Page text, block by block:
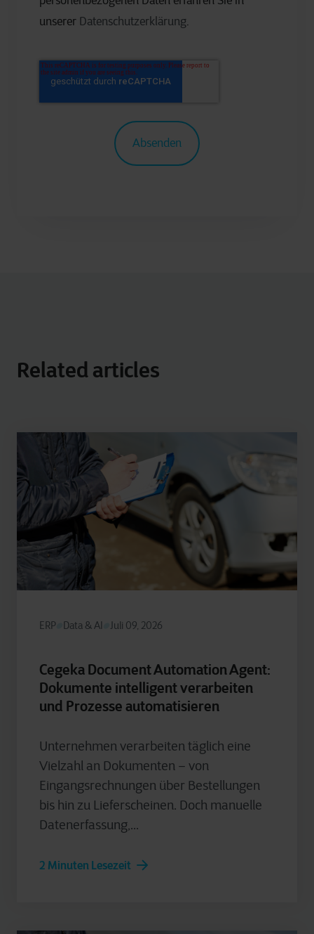
unserer Datenschutzerklärung.
Related articles
ERP Data & AI Juli 09, 2026
Cegeka Document Automation Agent:
Dokumente intelligent verarbeiten
und Prozesse automatisieren
Unternehmen verarbeiten täglich eine
Vielzahl an Dokumenten – von
Eingangsrechnungen über Bestellungen
bis hin zu Lieferscheinen. Doch manuelle
Datenerfassung,...
2 Minuten Lesezeit